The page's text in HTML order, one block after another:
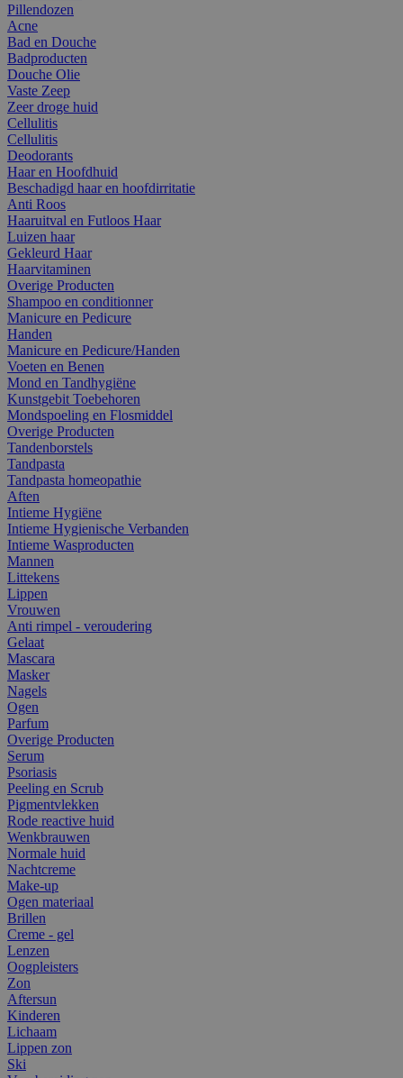
Pillendozen
Acne
Bad en Douche
Badproducten
Douche Olie
Vaste Zeep
Zeer droge huid
Cellulitis
Cellulitis
Deodorants
Haar en Hoofdhuid
Beschadigd haar en hoofdirritatie
Anti Roos
Haaruitval en Futloos Haar
Luizen haar
Gekleurd Haar
Haarvitaminen
Overige Producten
Shampoo en conditionner
Manicure en Pedicure
Handen
Manicure en Pedicure/Handen
Voeten en Benen
Mond en Tandhygiëne
Kunstgebit Toebehoren
Mondspoeling en Flosmiddel
Overige Producten
Tandenborstels
Tandpasta
Tandpasta homeopathie
Aften
Intieme Hygiëne
Intieme Hygienische Verbanden
Intieme Wasproducten
Mannen
Littekens
Lippen
Vrouwen
Anti rimpel - veroudering
Gelaat
Mascara
Masker
Nagels
Ogen
Parfum
Overige Producten
Serum
Psoriasis
Peeling en Scrub
Pigmentvlekken
Rode reactive huid
Wenkbrauwen
Normale huid
Nachtcreme
Make-up
Ogen materiaal
Brillen
Creme - gel
Lenzen
Oogpleisters
Zon
Aftersun
Kinderen
Lichaam
Lippen zon
Ski